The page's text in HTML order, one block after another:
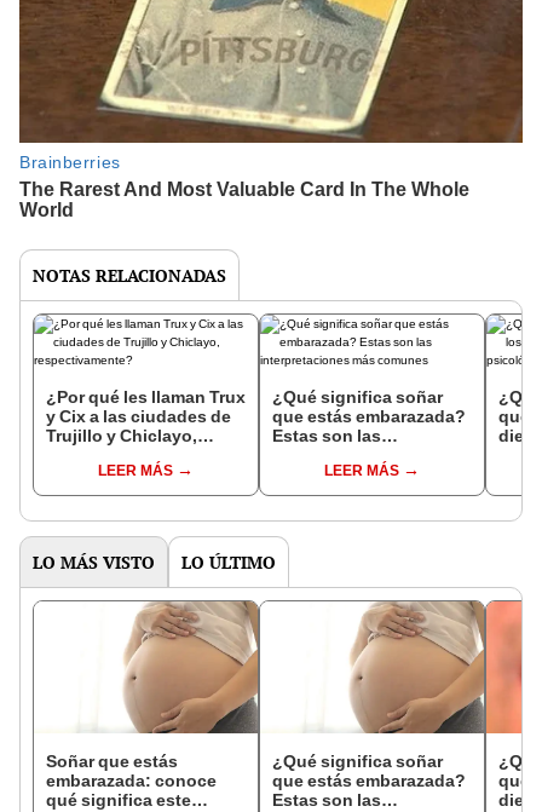
NOTAS RELACIONADAS
¿Por qué les llaman Trux
y Cix a las ciudades de
Trujillo y Chiclayo,
LEER MÁS
¿Qué significa soñar
que estás embarazada?
Estas son las
comunesLEER MÁS
que
LO MÁS VISTO LO ÚLTIMO
Soñar que estás
embarazada: conoce
qué significa este
¿Qué significa soñar
que estás embarazada?
Estas son las
que